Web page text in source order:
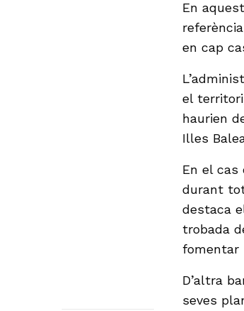
En
en cap
el
haurien
Illes
En el cas
durant
destaca
trobada
fomentar
D’altra
seves